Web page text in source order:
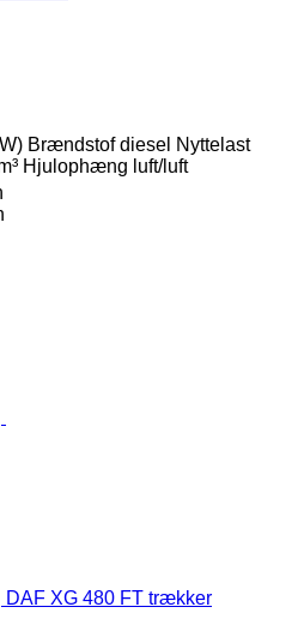
Brændstof diesel Nyttelast
Hjulophæng luft/luft
DAF XG 480 FT trækker